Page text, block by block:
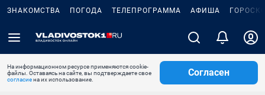
ЗНАКОМСТВА ПОГОДА ТЕЛЕПРОГРАММА АФИША
На информационном ресурсе применяются cookie-
файлы. Оставаясь на сайте, вы подтверждаете свое
согласиена их использование.
Согласен